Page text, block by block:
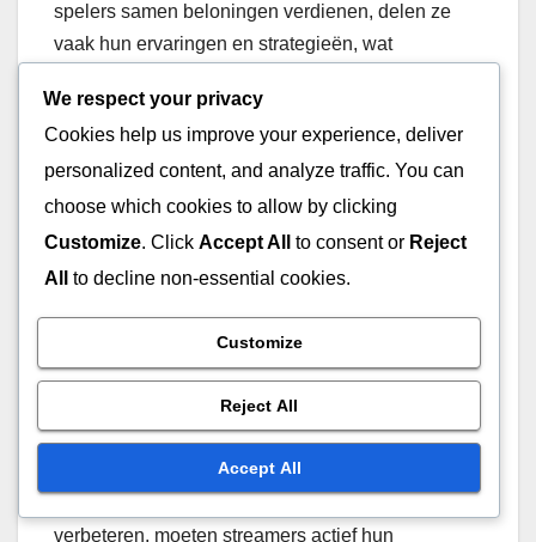
spelers samen beloningen verdienen, delen ze
vaak hun ervaringen en strategieën, wat
versterken. Deze interactie kan leiden tot een
levendiger en actiever kijkerspubliek.
Streamers kunnen deze betrokkenheid benutten
door speciale evenementen of streams te hosten
die gericht zijn op Drops, waardoor kijkers worden
interageren. Dit verhoogt niet alleen de
zichtbaarheid, maar helpt ook bij het opbouwen
van een loyaal publiek dat zich verbonden voelt
met de streamer.
verbeteren, moeten streamers actief hun
We respect your privacy
Cookies help us improve your experience, deliver
personalized content, and analyze traffic. You can
choose which cookies to allow by clicking
Customize. Click Accept All to consent or Reject
All
to decline non-essential cookies.
Customize
Reject All
Accept All